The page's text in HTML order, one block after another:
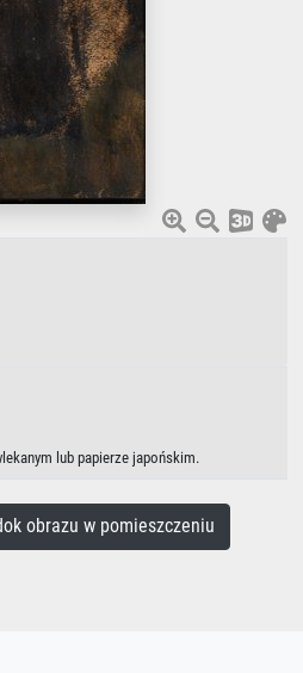
lub papierze japońskim.
obrazu w pomieszczeniu